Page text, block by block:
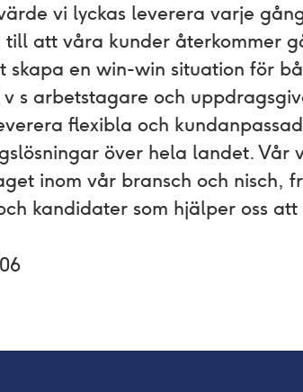
vi lyckas leverera varje
att våra kunder återkommer
skapa en win-win situation för
v s arbetstagare och
flexibla och
över hela landet. Vår
inom vår bransch och nisch,
kandidater som hjälper oss